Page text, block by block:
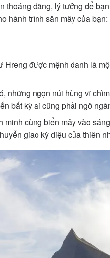
thoáng đãng, lý tưởng để
hành trình săn mây của bạn:
Hreng được mệnh danh là
những ngọn núi hùng vĩ
bất kỳ ai cũng phải ngỡ
minh cùng biển mây vào
giao kỳ diệu của thiên